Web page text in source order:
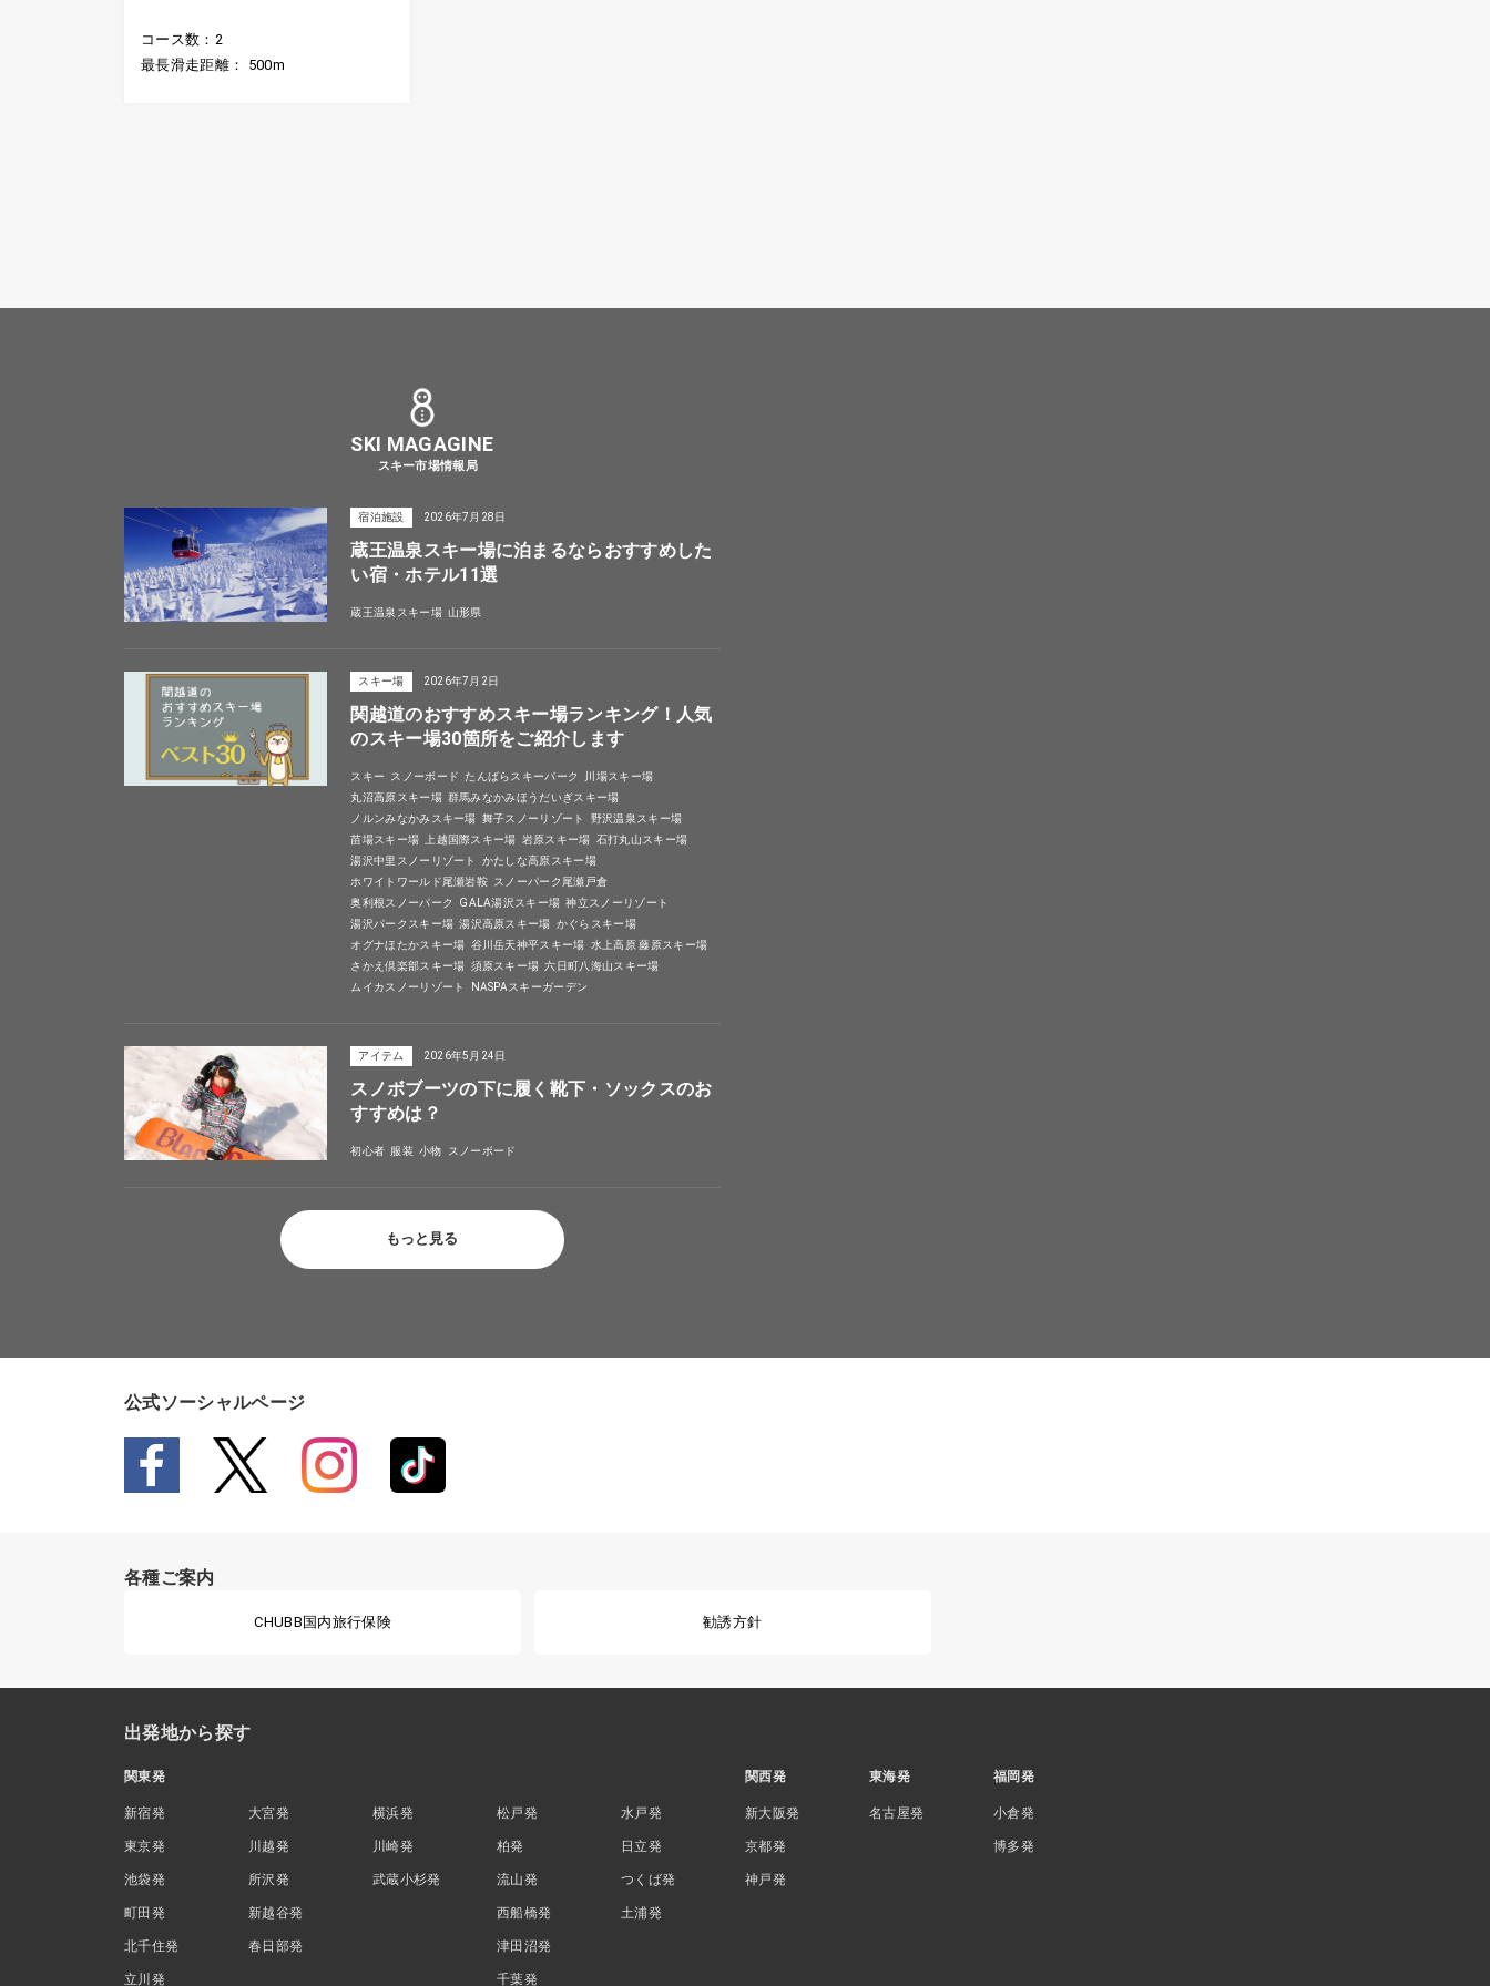
コース数：2
最長滑走距離： 500m
SKI MAGAGINE
スキー市場情報局
宿泊施設 2026年7月28日
蔵王温泉スキー場に泊まるならおすすめした
い宿・ホテル11選
蔵王温泉スキー場 山形県
スキー場 2026年7月2日
関越道のおすすめスキー場ランキング！人気
のスキー場30箇所をご紹介します
スキー スノーボード たんばらスキーパーク
川場スキー場
丸沼高原スキー場 群馬みなかみほうだいぎスキー場
ノルンみなかみスキー場 舞子スノーリゾート
野沢温泉スキー場
苗場スキー場
上越国際スキー場 岩原スキー場 石打丸山スキー場
湯沢中里スノーリゾート
かたしな高原スキー場
ホワイトワールド尾瀬岩鞍 スノーパーク尾瀬戸倉
奥利根スノーパーク
GALA湯沢スキー場 神立スノーリゾート
湯沢パークスキー場 湯沢高原スキー場 かぐらスキー場
オグナほたかスキー場 谷川岳天神平スキー場 水上高原 藤原スキー場
さかえ倶楽部スキー場 須原スキー場 六日町八海山スキー場
ムイカスノーリゾート
NASPAスキーガーデン
アイテム 2026年5月24日
スノボブーツの下に履く靴下・ソックスのお
すすめは？
初心者 服装 小物 スノーボード
もっと見る
公式ソーシャルページ
各種ご案内
CHUBB国内旅行保険 勧誘方針
出発地から探す
関東発
新宿発
東京発
池袋発
町田発
北千住発
立川発
大宮発
川越発
所沢発
新越谷発
春日部発
横浜発
川崎発
武蔵小杉発
松戸発
柏発
流山発
西船橋発
津田沼発
千葉発
水戸発
日立発
つくば発
土浦発
関西発
新大阪発
京都発
神戸発
東海発
名古屋発
福岡発
小倉発
博多発